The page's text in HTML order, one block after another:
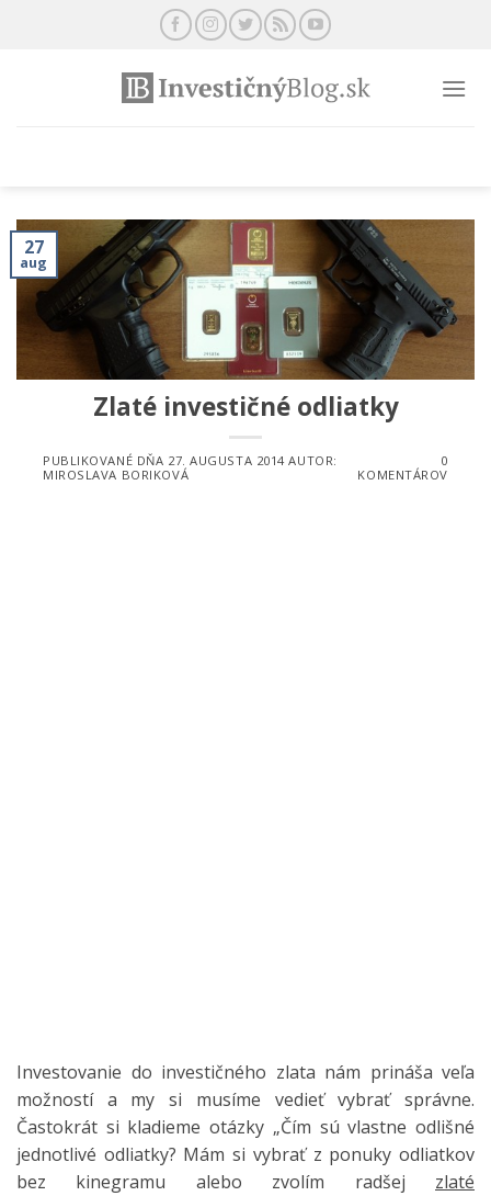
27
aug
Zlaté investičné odliatky
PUBLIKOVANÉ DŇA 27. AUGUSTA 2014AUTOR:
MIROSLAVA BORIKOVÁ
0
KOMENTÁROV
Investovanie do investičného zlata nám prináša veľa
možností a my si musíme vedieť vybrať správne.
Častokrát si kladieme otázky „Čím sú vlastne odlišné
jednotlivé odliatky? Mám si vybrať z ponuky odliatkov
bez kinegramu alebo zvolím radšej zlaté